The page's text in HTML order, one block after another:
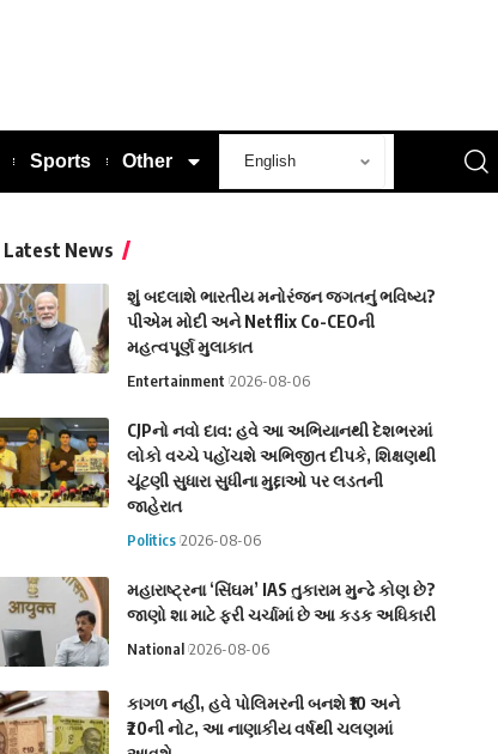
Sports Other
Latest News
શું બદલાશે ભારતીય મનોરંજન જગતનું ભવિષ્ય?
પીએમ મોદી અને Netflix Co-CEOની
મહત્વપૂર્ણ મુલાકાત
Entertainment 2026-08-06
CJPનો નવો દાવ: હવે આ અભિયાનથી દેશભરમાં
લોકો વચ્ચે પહોંચશે અભિજીત દીપકે, શિક્ષણથી
ચૂંટણી સુધારા સુધીના મુદ્દાઓ પર લડતની
જાહેરાત
Politics 2026-08-06
મહારાષ્ટ્રના ‘સિંઘમ’ IAS તુકારામ મુન્ઢે કોણ છે?
જાણો શા માટે ફરી ચર્ચામાં છે આ કડક અધિકારી
National 2026-08-06
કાગળ નહીં, હવે પોલિમરની બનશે ₹10 અને
₹20ની નોટ, આ નાણાકીય વર્ષથી ચલણમાં